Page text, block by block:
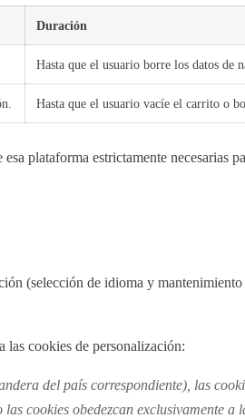
Duración
Hasta que el usuario borre los datos de
Hasta que el usuario vacíe el carrito o
plataforma estrictamente necesarias
(selección de idioma y
las cookies de personalización:
del país correspondiente), las
cookies obedezcan exclusivamente a